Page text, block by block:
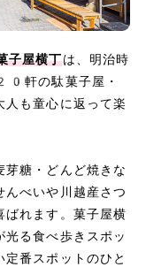
子屋横丁は、明治時
軒の駄菓子屋・
人も童心に返って楽
芽糖・どんど焼きな
んべいや川越産さつ
ばれます。菓子屋横
る食べ歩きスポッ
定番スポットのひと